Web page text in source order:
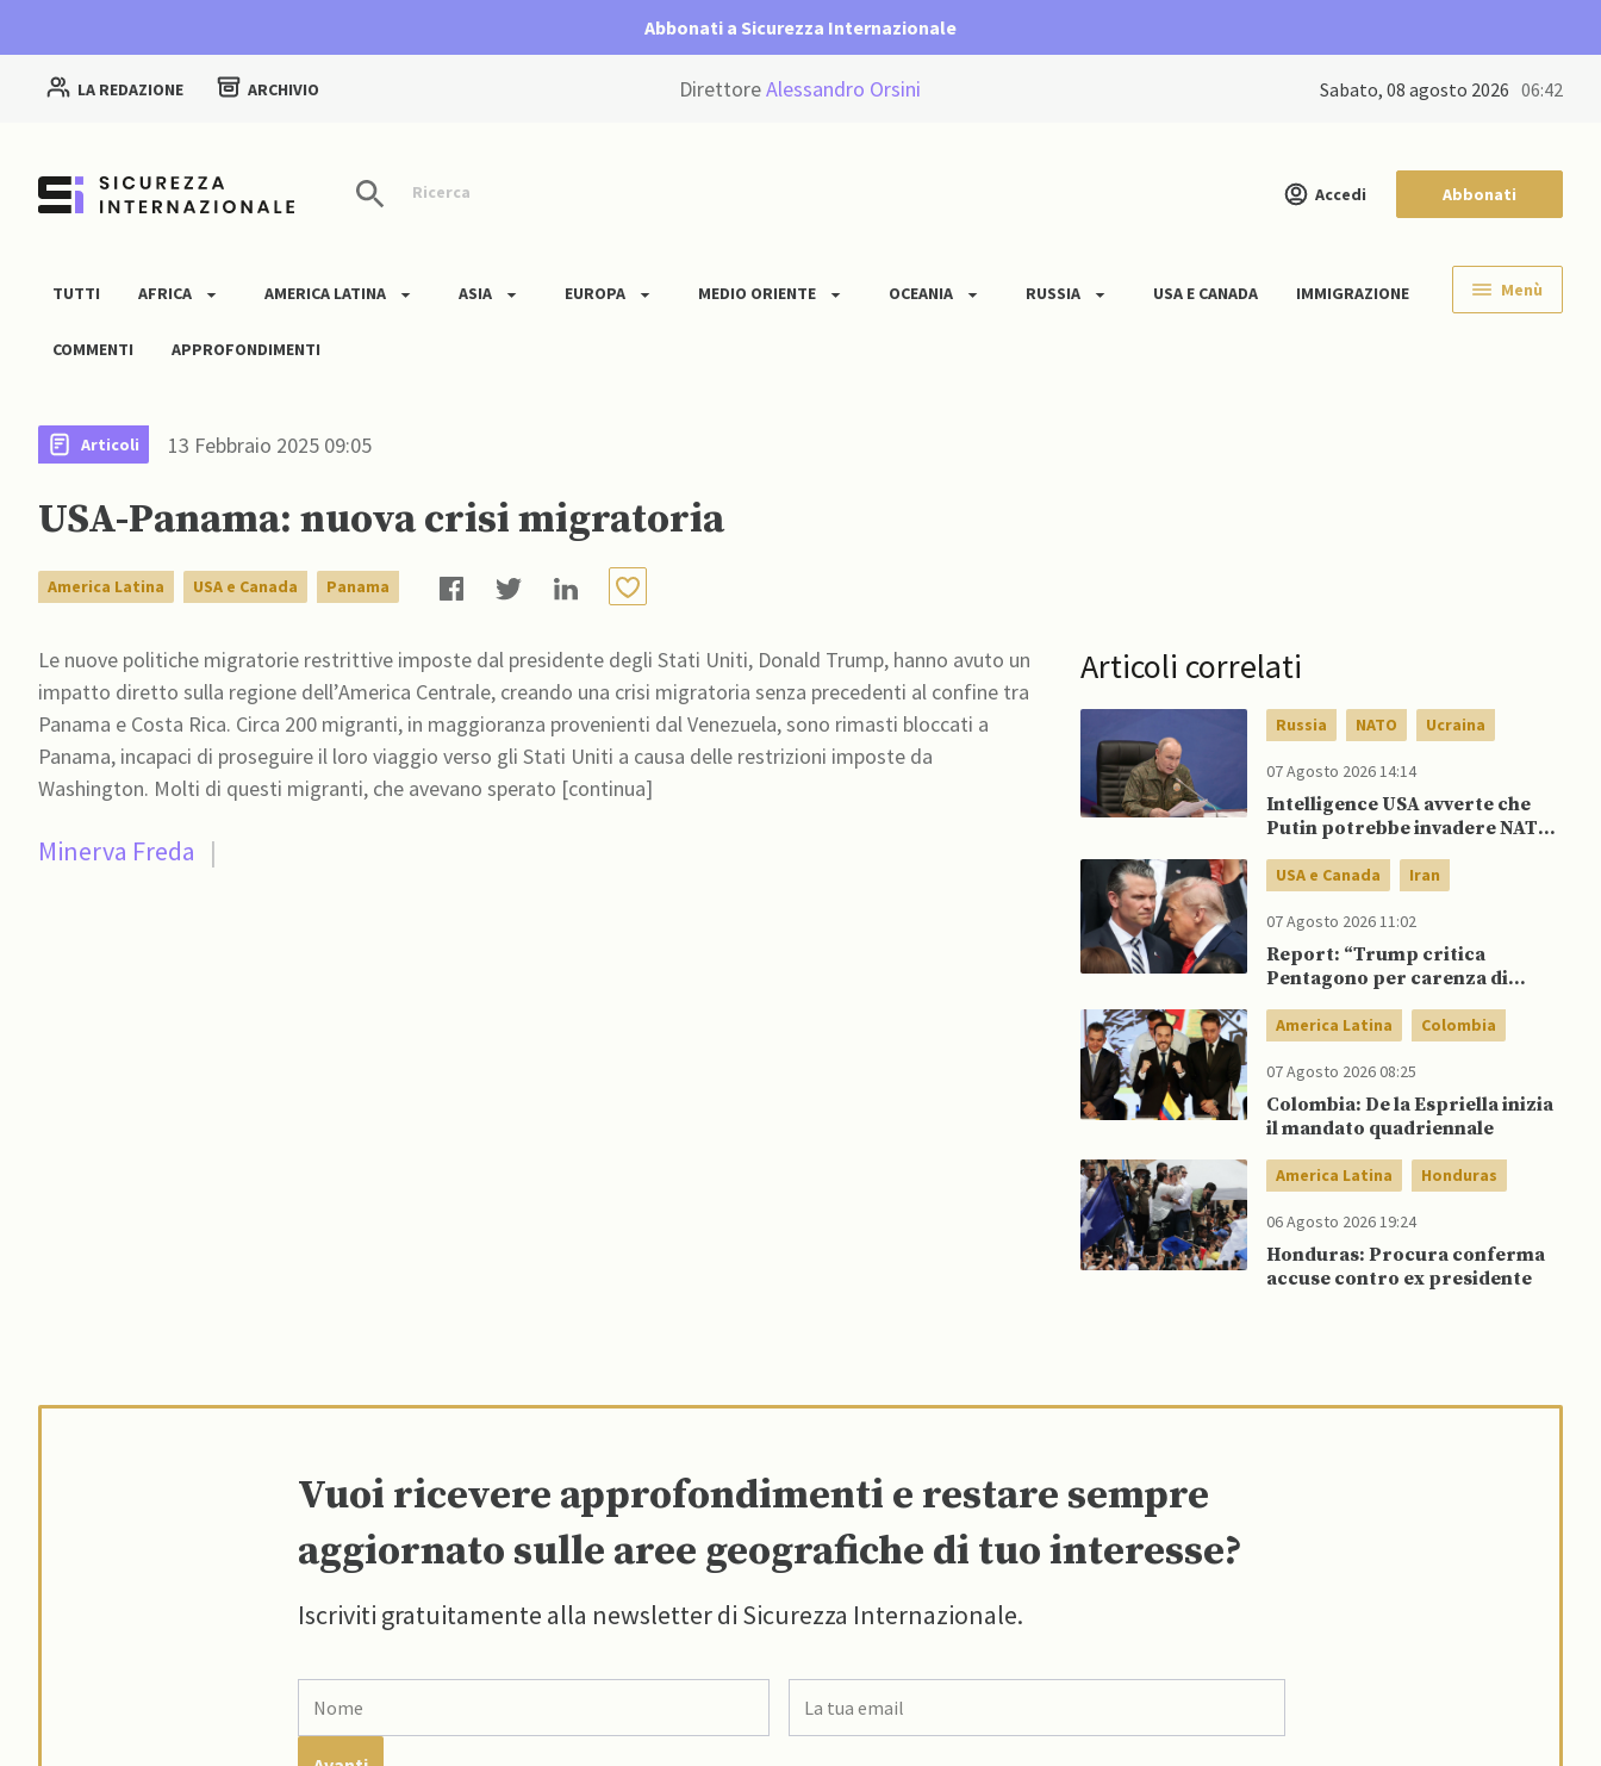
Abbonati a Sicurezza Internazionale
LA REDAZIONE ARCHIVIO DirettoreAlessandro Orsini sabato, 08 agosto 2026 06:42
Ricerca Accedi Abbonati
TUTTI AFRICA AMERICA LATINA ASIA EUROPA MEDIO ORIENTE OCEANIA RUSSIA USA E CANADA IMMIGRAZIONE
COMMENTI APPROFONDIMENTI
Menù
Articoli 13 Febbraio 2025 09:05
USA-Panama: nuova crisi migratoria
America Latina USA e Canada Panama
Le nuove politiche migratorie restrittive imposte dal presidente degli Stati Uniti, Donald Trump, hanno avuto un
impatto diretto sulla regione dell’America Centrale, creando una crisi migratoria senza precedenti al confine tra
Panama e Costa Rica. Circa 200 migranti, in maggioranza provenienti dal Venezuela, sono rimasti bloccati a
Panama, incapaci di proseguire il loro viaggio verso gli Stati Uniti a causa delle restrizioni imposte da
Washington. Molti di questi migranti, che avevano sperato [continua]
Minerva Freda |
Articoli correlati
Russia NATO Ucraina
07 Agosto 2026 14:14
Intelligence USA avverte che
Putin potrebbe invadere NATO
Ucraina
USA e Canada Iran
07 Agosto 2026 11:02
Report: “Trump critica
Pentagono per carenza di
America Latina Colombia
07 Agosto 2026 08:25
Colombia: De la Espriella inizia
il mandato quadriennale
America Latina Honduras
06 Agosto 2026 19:24
Honduras: Procura conferma
accuse contro ex presidente
Vuoi ricevere approfondimenti e restare sempre
aggiornato sulle aree geografiche di tuo interesse?
Iscriviti gratuitamente alla newsletter di Sicurezza Internazionale.